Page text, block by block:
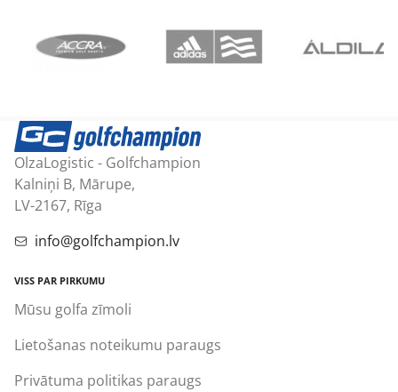
OlzaLogistic - Golfchampion
Kalniņi B, Mārupe,
LV-2167, Rīga
info@golfchampion.lv
VISS PAR PIRKUMU
Mūsu golfa zīmoli
Lietošanas noteikumu paraugs
Privātuma politikas paraugs